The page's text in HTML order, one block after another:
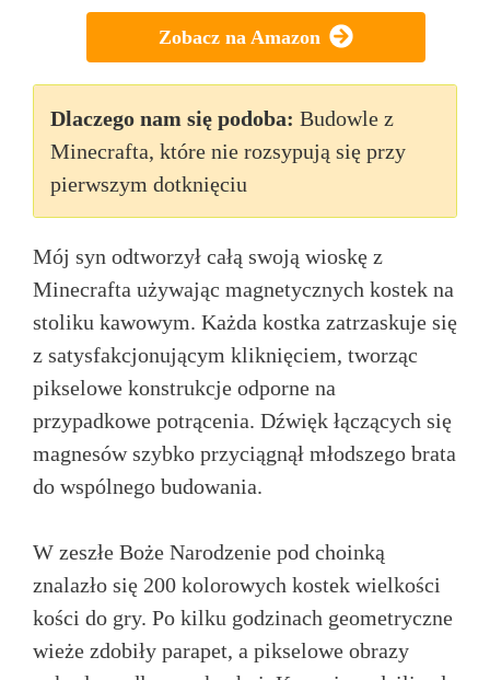
Zobacz na Amazon
Dlaczego nam się podoba: Budowle z
Minecrafta, które nie rozsypują się przy
pierwszym dotknięciu
Mój syn odtworzył całą swoją wioskę z
Minecrafta używając magnetycznych kostek na
stoliku kawowym. Każda kostka zatrzaskuje się
z satysfakcjonującym kliknięciem, tworząc
pikselowe konstrukcje odporne na
przypadkowe potrącenia. Dźwięk łączących się
magnesów szybko przyciągnął młodszego brata
do wspólnego budowania.
W zeszłe Boże Narodzenie pod choinką
znalazło się 200 kolorowych kostek wielkości
kości do gry. Po kilku godzinach geometryczne
wieże zdobiły parapet, a pikselowe obrazy